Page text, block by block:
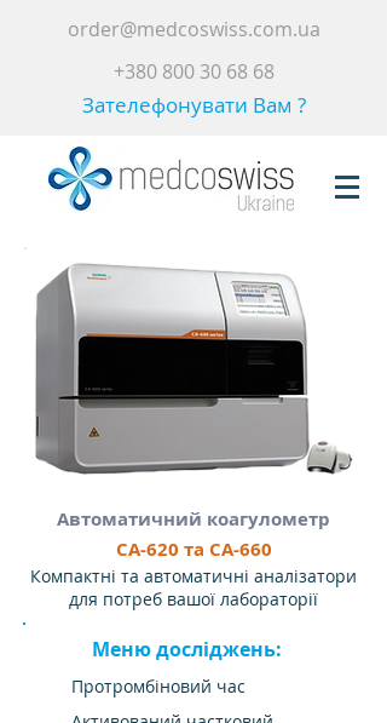
order@medcoswiss.com.ua
+380 800 30 68 68
Зателефонувати Вам ?
Автоматичний коагулометр
CA-620 та CA-660
Компактні та автоматичні аналізатори
для потреб вашої лабораторії
Меню досліджень:
Протромбіновий час